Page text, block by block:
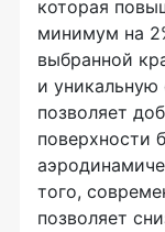
которая
минимум на
выбранной
и
позволяет
поверхности
того,
позволяет